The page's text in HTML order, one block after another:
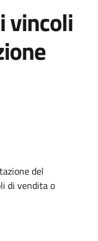
vincoli
del
di vendita o